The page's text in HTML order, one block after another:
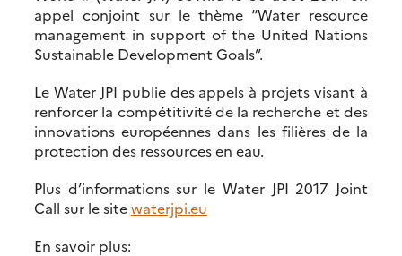
appel conjoint sur le thème “Water resource
management in support of the United Nations
Sustainable Development Goals”.
Le Water JPI publie des appels à projets visant à
renforcer la compétitivité de la recherche et des
innovations européennes dans les filières de la
protection des ressources en eau.
Plus d’informations sur le Water JPI 2017 Joint
Call sur le sitewaterjpi.eu
En savoir plus: